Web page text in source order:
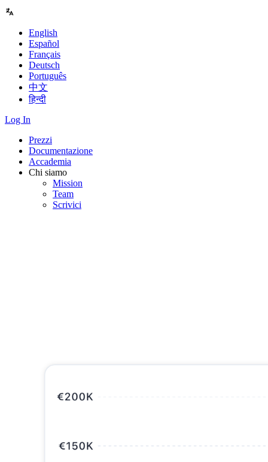
English
Español
Français
Deutsch
Português
中文
हिन्दी
Log In
Prezzi
Documentazione
Accademia
Chi siamo
Mission
Team
Scrivici